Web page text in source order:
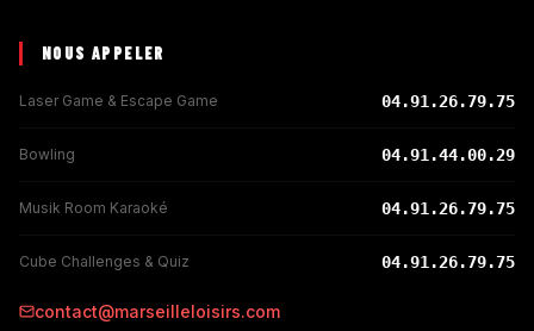
NOUS APPELER
Laser Game & Escape Game 04.91.26.79.75
Bowling 04.91.44.00.29
Musik Room Karaoké 04.91.26.79.75
Cube Challenges & Quiz 04.91.26.79.75
contact@marseilleloisirs.com